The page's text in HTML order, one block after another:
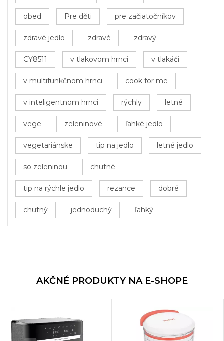
obed Pre děti pre začiatočníkov
zdravé jedlo zdravé zdravý
CY8511 v tlakovom hrnci v tlakáči
v multifunkčnom hrnci cook for me
v inteligentnom hrnci rýchly letné
vege zeleninové ľahké jedlo
vegetariánske tip na jedlo letné jedlo
so zeleninou chutné
tip na rýchle jedlo rezance dobré
chutný jednoduchý ľahký
AKČNÉ PRODUKTY NA E-SHOPE